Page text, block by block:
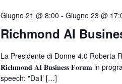
Richmond AI
Giugno 21 @ 8:00 - Giugno 23 @
La Presidente di Donne 4.0 Roberta
𝐑𝐢𝐜𝐡𝐦𝐨𝐧𝐝 𝐀𝐈 𝐁𝐮𝐬𝐢𝐧𝐞𝐬𝐬 𝐅𝐨𝐫𝐮𝐦 in
speech: "Dall’ […]